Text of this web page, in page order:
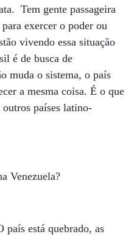
Tem gente passageira
exercer o poder ou
vivendo essa situação
é de busca de
muda o sistema, o país
a mesma coisa. É o que
outros países latino-
Venezuela?
está quebrado, as